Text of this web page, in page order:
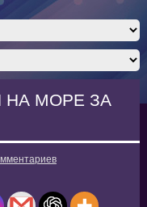
НА МОРЕ ЗА